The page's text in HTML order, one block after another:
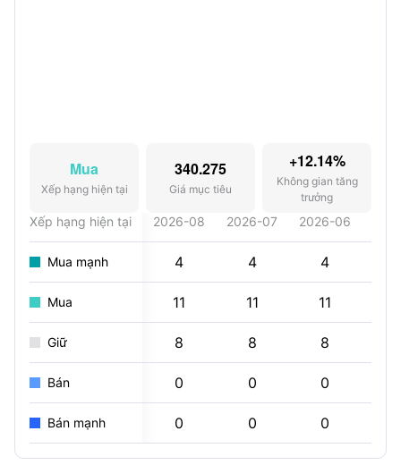
Mua
Xếp hạng hiện tại
340.275
Giá mục tiêu
+12.14%
Không gian tăng
trưởng
Xếp hạng hiện tại 2026-08 2026-07 2026-06
Mua mạnh 4 4 4
Mua 11 11 11
Giữ 8 8 8
Bán 0 0 0
Bán mạnh 0 0 0